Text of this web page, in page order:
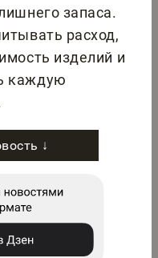
запаса.
расход,
изделий и
каждую
↓